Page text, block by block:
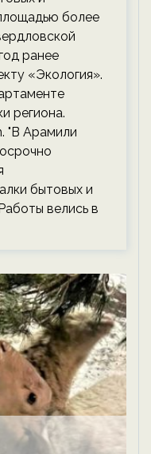
более
ранее
«Экология».
региона.
"В Арамили
бытовых и
велись в